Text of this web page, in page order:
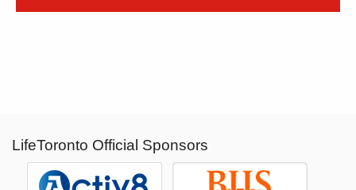
LifeToronto Official Sponsors